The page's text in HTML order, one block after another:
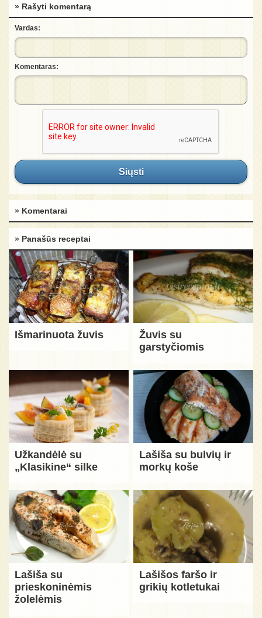
» Rašyti komentarą
Vardas:
Komentaras:
Siųsti
» Komentarai
» Panašūs receptai
Išmarinuota žuvis
Žuvis su
garstyčiomis
Užkandėlė su
„Klasikine“ silke
Lašiša su bulvių ir
morkų koše
Lašiša su
prieskoninėmis
žolelėmis
Lašišos faršo ir
grikių kotletukai